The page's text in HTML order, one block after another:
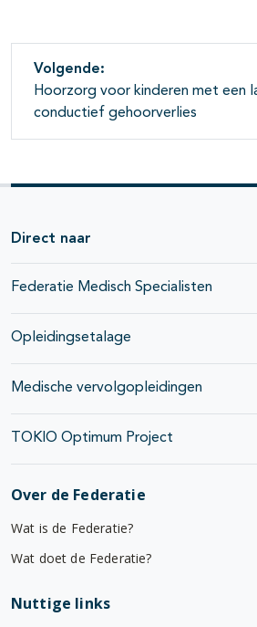
Volgende:
Hoorzorg voor kinderen met een
conductief gehoorverlies
Direct naar
Federatie Medisch Specialisten
Opleidingsetalage
Medische vervolgopleidingen
TOKIO Optimum Project
Over de Federatie
Wat is de Federatie?
Wat doet de Federatie?
Nuttige links